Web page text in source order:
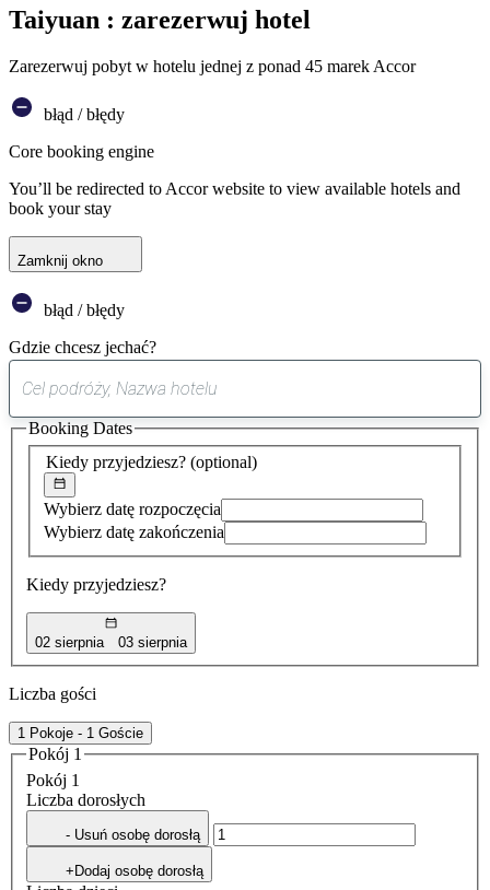
Taiyuan : zarezerwuj hotel
Zarezerwuj pobyt w hotelu jednej z ponad 45 marek Accor
błąd / błędy
Core booking engine
You’ll be redirected to Accor website to view available hotels and
book your stay
Zamknij okno
błąd / błędy
Gdzie chcesz jechać?
sugestia
została
znaleziona
Kiedy przyjedziesz? (optional)
Wybierz datę rozpoczęcia
Wybierz datę zakończenia
Kiedy przyjedziesz?
02 sierpnia 03 sierpnia
Booking Dates
Liczba gości
1 Pokoje - 1 Goście
Pokój 1
Pokój 1
Liczba dorosłych
- Usuń osobę dorosłą
+Dodaj osobę dorosłą